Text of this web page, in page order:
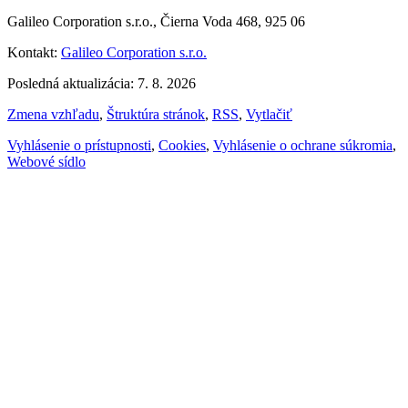
Galileo Corporation s.r.o., Čierna Voda 468, 925 06
Kontakt: Galileo Corporation s.r.o.
Posledná aktualizácia: 7. 8. 2026
Zmena vzhľadu, Štruktúra stránok, RSS, Vytlačiť
Vyhlásenie o prístupnosti, Cookies, Vyhlásenie o ochrane súkromia,
Webové sídlo